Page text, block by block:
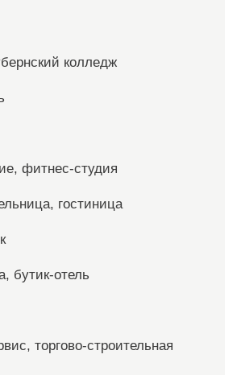
колледж
фитнес-студия
гостиница
бутик-отель
торгово-строительная